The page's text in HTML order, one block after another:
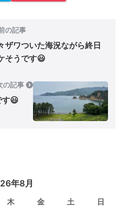
の記事
ザワついた海況ながら終日
そうです😃
の記事
す😃
年8月
木 金 土 日